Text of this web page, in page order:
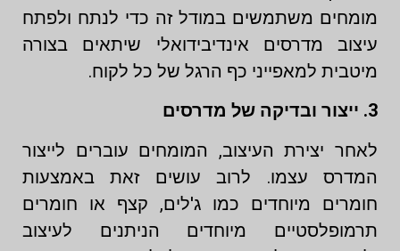
מומחים משתמשים במודל זה כדי לנתח ולפתח
עיצוב מדרסים אינדיבידואלי שיתאים בצורה
מיטבית למאפייני כף הרגל של כל לקוח.
3. ייצור ובדיקה של מדרסים
לאחר יצירת העיצוב, המומחים עוברים לייצור
המדרס עצמו. לרוב עושים זאת באמצעות
חומרים מיוחדים כמו ג'לים, קצף או חומרים
תרמופלסטיים מיוחדים הניתנים לעיצוב